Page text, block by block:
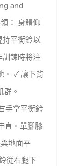
and
： 身體仰
持平衡鈴以
鍊時將注
。 ✓ 讓下背
群。
手拿平衡鈴
直。單腳膝
地面平
從右腿下